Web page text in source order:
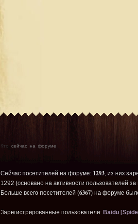
Кто сейчас на форуме
Сейчас посетителей на форуме: 1293, из них
1292 (основано на активности пользователей
Больше всего посетителей (6367) на форуме
Зарегистрированные пользователи: Baidu